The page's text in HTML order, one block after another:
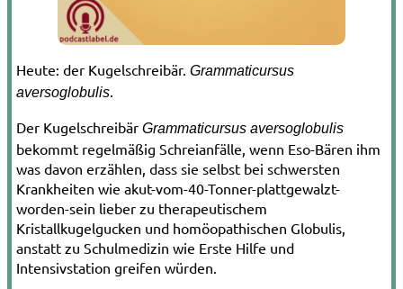
Heute: der Kugelschreibär. Grammaticursus
aversoglobulis.
Der Kugelschreibär Grammaticursus aversoglobulis
bekommt regelmäßig Schreianfälle, wenn Eso-Bären ihm
was davon erzählen, dass sie selbst bei schwersten
Krankheiten wie akut-vom-40-Tonner-plattgewalzt-
worden-sein lieber zu therapeutischem
Kristallkugelgucken und homöopathischen Globulis,
anstatt zu Schulmedizin wie Erste Hilfe und
Intensivstation greifen würden.